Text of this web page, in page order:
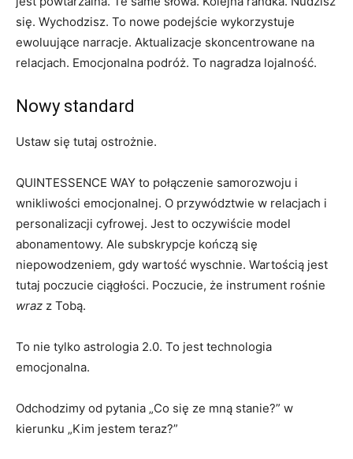
się. Wychodzisz. To nowe podejście wykorzystuje
ewoluujące narracje. Aktualizacje skoncentrowane na
relacjach. Emocjonalna podróż. To nagradza lojalność.
Nowy standard
Ustaw się tutaj ostrożnie.
QUINTESSENCE WAY to połączenie samorozwoju i
wnikliwości emocjonalnej. O przywództwie w relacjach i
personalizacji cyfrowej. Jest to oczywiście model
abonamentowy. Ale subskrypcje kończą się
niepowodzeniem, gdy wartość wyschnie. Wartością jest
tutaj poczucie ciągłości. Poczucie, że instrument rośnie
wraz z Tobą.
To nie tylko astrologia 2.0. To jest technologia
emocjonalna.
Odchodzimy od pytania „Co się ze mną stanie?” w
kierunku „Kim jestem teraz?”